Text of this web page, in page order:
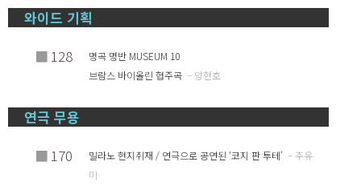
와이드 기획
■ 128
명곡 명반 MUSEUM 10
브람스 바이올린 협주곡 – 양현호
연극 무용
■ 170 밀라노 현지취재 / 연극으로 공연된 ‘코지 판 투테’ – 주유
미